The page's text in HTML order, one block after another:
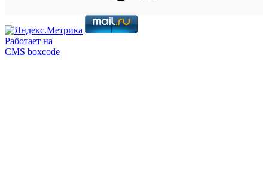
Работает на
CMS boxcode